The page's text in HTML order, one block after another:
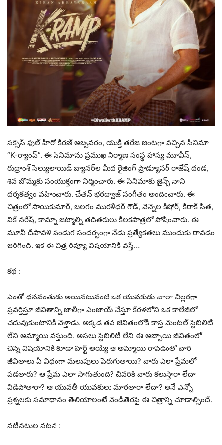
సక్సెస్ ఫుల్ హీరో కిరణ్ అబ్బవరం, యుక్తి తరేజ జంటగా వచ్చిన సినిమా
“K-ర్యాంప్”. ఈ సినిమాను ప్రముఖ నిర్మాణ సంస్థ హాస్య మూవీస్,
రుద్రాంశ్ సెల్యులాయిడ్ బ్యానర్‌ల మీద రైజింగ్ ప్రొడ్యూసర్ రాజేష్ దండ,
శివ బొమ్మకు సంయుక్తంగా నిర్మించారు. ఈ సినిమాకు జైన్స్ నాని
దర్శకత్వం వహించారు. చేతన్ భరద్వాజ్ సంగీతం అందించారు. ఈ
చిత్రంలో సాయికుమార్, బలగం మురళీధర్ గౌడ్, వెన్నెల కిషోర్, కిరాక్ సీత,
వికే నరేష్, కామ్నా జట్మాల్ని తదితరులు కీలకపాత్రలో పోషించారు. ఈ
మూవీ దీపావళి పండుగ సందర్భంగా నేడు ప్రత్యేకతలు ముందుకు రావడం
జరిగింది. ఇక ఈ చిత్ర రివ్యూ విషయానికి వస్తే…
కథ :
ఎంతో ధనవంతుడు అయినటువంటి ఒక యువకుడు చాలా చిల్లరగా
ప్రవర్తిస్తూ జీవితాన్ని జాలీగా ఎంజాయ్ చేస్తూ కేరళలోని ఒక కాలేజీలో
చదువుకుంటానికి వెళ్తాడు. అక్కడ తన జీవితంలోకి కాస్త మెంటల్ స్టెబిలిటీ
లేని అమ్మాయి వస్తుంది. అసలు స్టెబిలిటీ లేని ఈ అబ్బాయి జీవితంలో
చిన్న విషయానికి కూడా హర్ట్ అయ్యే ఆ అమ్మాయి రావడంతో వారి
జీవితాలు ఏ విధంగా మలుపులు పెరుగుతాయి? వారు ఎలా ప్రేమలో
పడతారు? ఆ ప్రేమ ఎలా సాగుతుంది? చివరికి వారు కలుస్తారా లేదా
విడిపోతారా? ఆ యువతీ యువకులు మారతారా లేదా? అనే ఎన్నో
ప్రశ్నలకు సమాధానం తెలియాలంటే వెండితెరపై ఈ చిత్రాన్ని చూడాల్సిందే.
నటీనటుల నటన :